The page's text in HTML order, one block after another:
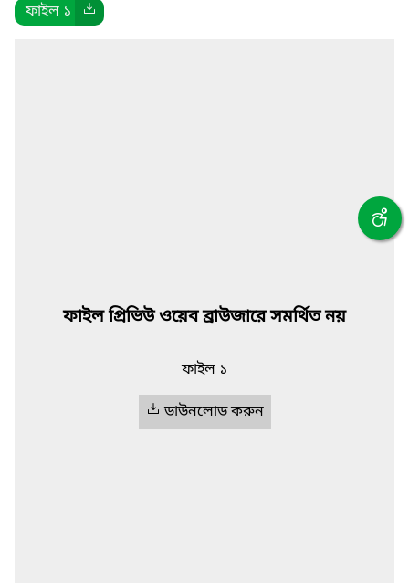
ফাইল ১
ফাইল প্রিভিউ ওয়েব ব্রাউজারে সমর্থিত নয়
ফাইল ১
ডাউনলোড করুন